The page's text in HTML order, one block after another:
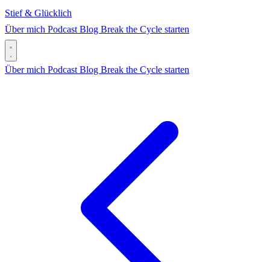
Stief & Glücklich
Über mich Podcast Blog Break the Cycle starten
Über mich Podcast Blog Break the Cycle starten